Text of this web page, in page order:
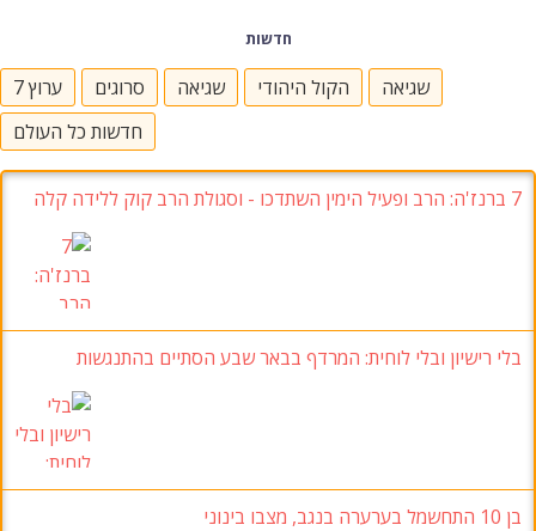
חדשות
ערוץ 7 סרוגים שגיאה הקול היהודי
שגיאה
חדשות כל העולם
7 ברנז'ה: הרב ופעיל הימין השתדכו - וסגולת הרב קוק ללידה קלה
בלי רישיון ובלי לוחית: המרדף בבאר שבע הסתיים בהתנגשות
בן 10 התחשמל בערערה בנגב, מצבו בינוני